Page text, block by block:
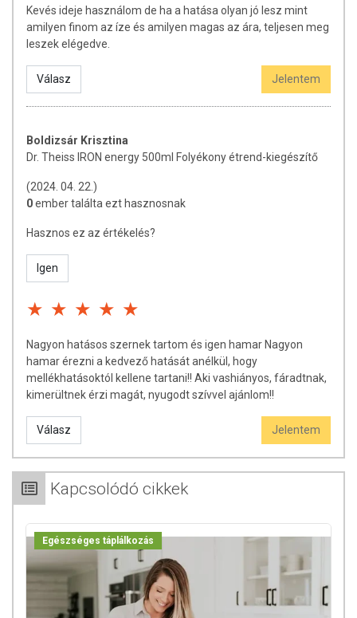
Kevés ideje használom de ha a hatása olyan jó lesz mint
amilyen finom az íze és amilyen magas az ára, teljesen meg
leszek elégedve.
Válasz Jelentem
Boldizsár Krisztina
Dr. Theiss IRON energy 500ml Folyékony étrend-kiegészítő
(2024. 04. 22.)
0ember találta ezt hasznosnak
Hasznos ez az értékelés?
Igen
Nagyon hatásos szernek tartom és igen hamar Nagyon
hamar érezni a kedvező hatását anélkül, hogy
mellékhatásoktól kellene tartani!! Aki vashiányos, fáradtnak,
kimerültnek érzi magát, nyugodt szívvel ajánlom!!
Válasz Jelentem
Kapcsolódó cikkek
Egészséges táplálkozás